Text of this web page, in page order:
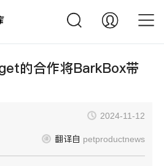
的合作将BarkBox带
2024-11-12
翻译自 petproductnews